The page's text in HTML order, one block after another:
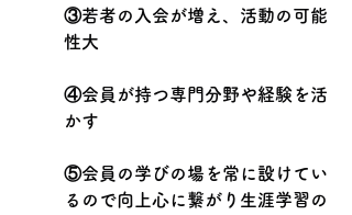
③若者の入会が増え、活動の可能
性大
④会員が持つ専門分野や経験を活
かす
⑤会員の学びの場を常に設けてい
るので向上心に繋がり生涯学習の